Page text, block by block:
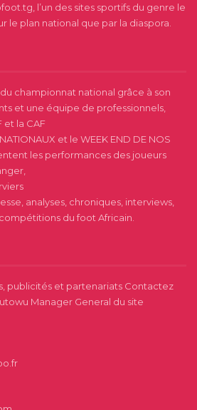
l’un des sites sportifs du genre le
le plan national que par la diaspora.
championnat national grâce à son
et une équipe de professionnels,
et la CAF
et le WEEK END DE NOS
les performances des joueurs
analyses, chroniques, interviews,
du foot Africain.
publicités et partenariats Contactez
Manager General du site